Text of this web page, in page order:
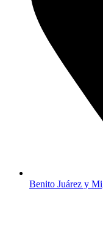
Benito Juárez y